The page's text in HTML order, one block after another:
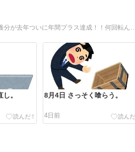
。 8月4日 さっそく喰らう。
4日前